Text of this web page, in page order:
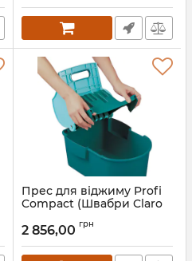
Прес для віджиму Profi
Compact (Швабри Claro
Артикул: 55080
2 856,00 грн